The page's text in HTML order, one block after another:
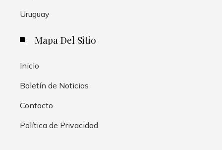
Uruguay
Mapa Del Sitio
Inicio
Boletín de Noticias
Contacto
Política de Privacidad